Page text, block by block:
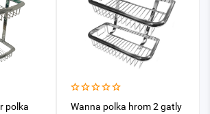
polka
Wanna polka hrom 2 gatly